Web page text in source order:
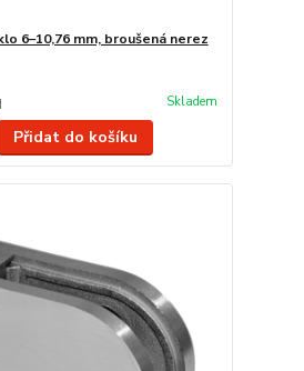
6–10,76 mm, broušená nerez
Skladem
Přidat do košíku